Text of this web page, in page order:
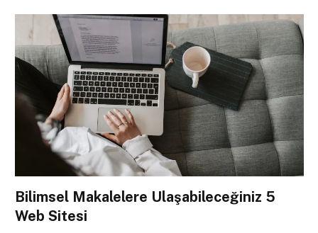
Bilimsel Makalelere Ulaşabileceğiniz 5
Web Sitesi